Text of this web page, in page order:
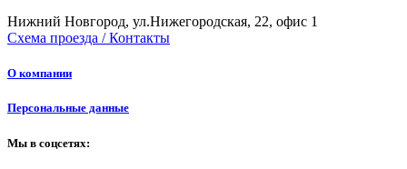
Нижний Новгород, ул.Нижегородская, 22, офис 1
Схема проезда / Контакты
О компании
Персональные данные
Мы в соцсетях: